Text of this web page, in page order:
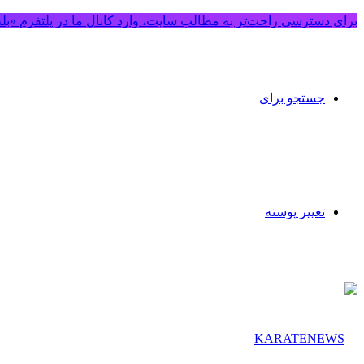
برای دسترسی راحت‌تر به مطالب سایت، وارد کانال ما در پلتفرم
جستجو برای
تغییر پوسته